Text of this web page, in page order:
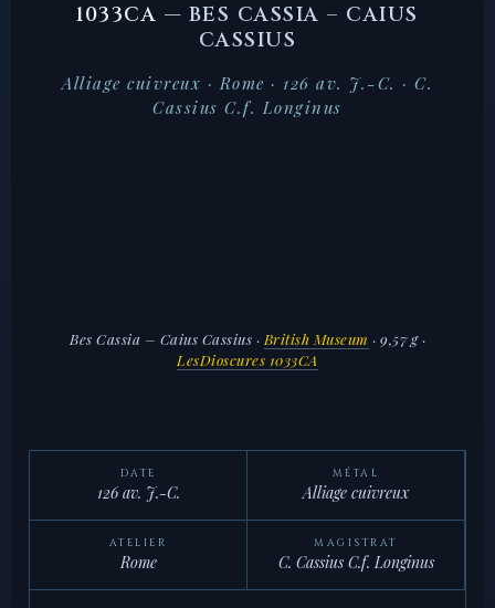
1033CA — BES CASSIA – CAIUS
CASSIUS
Alliage cuivreux · Rome · 126 av. J.-C. · C.
Cassius C.f. Longinus
Bes Cassia – Caius Cassius · British Museum · 9,57 g ·
LesDioscures 1033CA
DATE
126 av. J.-C.
MÉTAL
Alliage cuivreux
ATELIER
Rome
MAGISTRAT
C. Cassius C.f. Longinus